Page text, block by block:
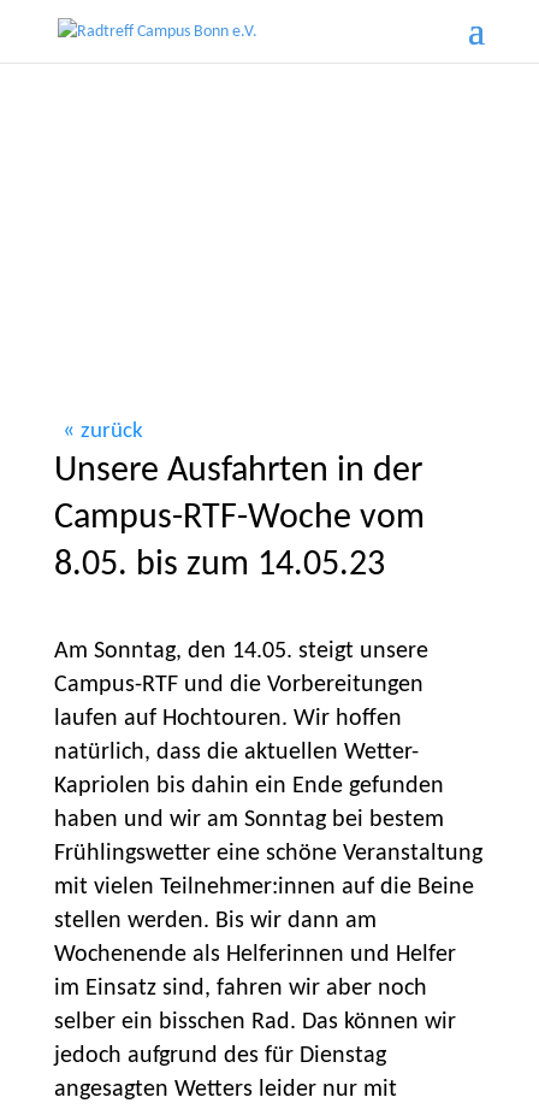
zurück
Unsere Ausfahrten in der
Campus-RTF-Woche vom
8.05. bis zum 14.05.23
Am Sonntag, den 14.05. steigt unsere
Campus-RTF und die Vorbereitungen
laufen auf Hochtouren. Wir hoffen
natürlich, dass die aktuellen Wetter-
Kapriolen bis dahin ein Ende gefunden
haben und wir am Sonntag bei bestem
Frühlingswetter eine schöne Veranstaltung
mit vielen Teilnehmer:innen auf die Beine
stellen werden. Bis wir dann am
Wochenende als Helferinnen und Helfer
im Einsatz sind, fahren wir aber noch
selber ein bisschen Rad. Das können wir
jedoch aufgrund des für Dienstag
angesagten Wetters leider nur mit